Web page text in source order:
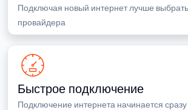
Подключая новый интернет лучше
провайдера
Быстрое подключение
Подключение интернета начинается